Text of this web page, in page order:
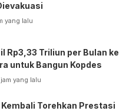
yang lalu
Rp3,33 Triliun per Bulan ke
untuk Bangun Kopdes
yang lalu
Kembali Torehkan Prestasi